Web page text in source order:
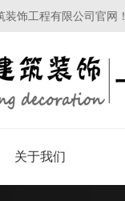
饰工程有限公司官网！
关于我们